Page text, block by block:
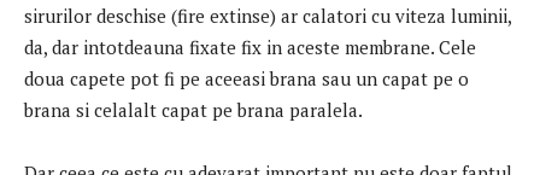
sirurilor deschise (fire extinse) ar calatori cu viteza luminii,
da, dar intotdeauna fixate fix in aceste membrane. Cele
doua capete pot fi pe aceeasi brana sau un capat pe o
brana si celalalt capat pe brana paralela.